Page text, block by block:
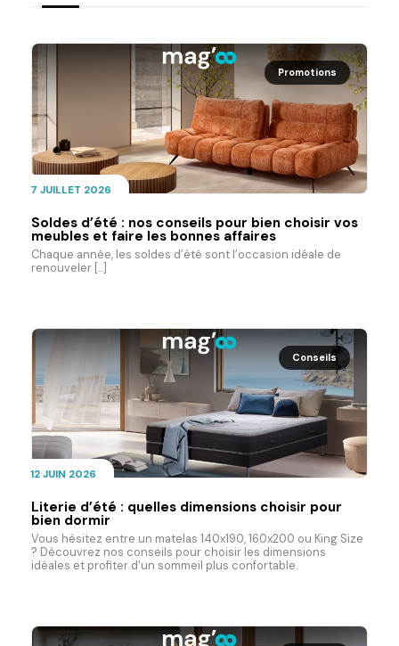
Promotions
7 JUILLET 2026
Soldes d’été : nos conseils pour bien choisir vos
meubles et faire les bonnes affaires
Chaque année, les soldes d’été sont l’occasion idéale de
renouveler [...]
Conseils
12 JUIN 2026
Literie d’été : quelles dimensions choisir pour
bien dormir
Vous hésitez entre un matelas 140x190, 160x200 ou King Size
? Découvrez nos conseils pour choisir les dimensions
idéales et profiter d'un sommeil plus confortable.